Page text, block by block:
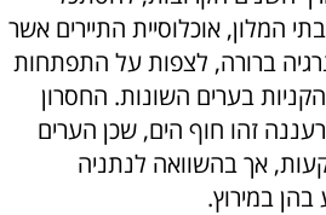
המלון, אוכלוסיית התיירים אשר
ברורה, לצפות על התפתחות
הקניות בערים השונות. החסרון
זהו חוף הים, שכן הערים
אך בהשוואה לנתניה
במירוץ.